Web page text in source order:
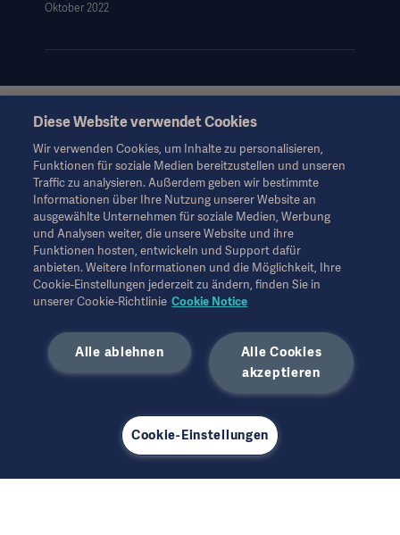
Data Subject Request Form
Oktober 2022
Diese Informationen richten sich ausschließlich an
dienen nur zu Informationszwecken, erheben keinen Anspruch
auf Vollständigkeit und sollten daher nicht als Ersatz für die
Gebrauchsanweisung, das Servicehandbuch oder
medizinischen Rat herangezogen werden. Getinge trägt keine
Verantwortung oder Haftung für Handlungen oder
Unterlassungen einer Partei, die auf diesem Material basiert und
Risiken trägt ausschließlich der Benutzer.
Möglicherweise sind die genannten Therapien, Lösungen oder
Produkte in Ihrem Land nicht verfügbar oder erlaubt. Ohne
Informationen weder ganz noch teilweise kopiert oder
verwendet werden.
Diese Informationen richten sich an ein internationales
ausschließlich die der Befragten und spiegeln nicht unbedingt
die Ansichten von Getinge wider.
Diese Website verwendet Cookies
Wir verwenden Cookies, um Inhalte zu personalisieren,
Funktionen für soziale Medien bereitzustellen und unseren
Traffic zu analysieren. Außerdem geben wir bestimmte
Informationen über Ihre Nutzung unserer Website an
ausgewählte Unternehmen für soziale Medien, Werbung
und Analysen weiter, die unsere Website und ihre
Funktionen hosten, entwickeln und Support dafür
anbieten. Weitere Informationen und die Möglichkeit, Ihre
Cookie-Einstellungen jederzeit zu ändern, finden Sie in
unserer Cookie-Richtlinie Cookie Notice
Alle Cookies
akzeptieren
Alle ablehnen
Cookie-Einstellungen